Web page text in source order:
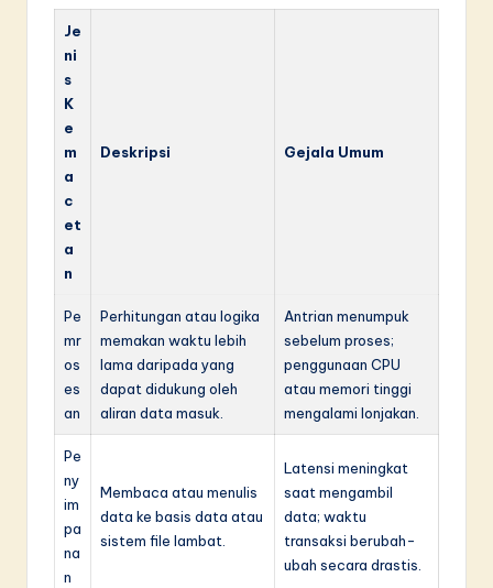
Je
ni
s
K
e
m
a
c
et
a
n
Deskripsi Gejala Umum
Pe
mr
os
es
an
Perhitungan atau logika
memakan waktu lebih
lama daripada yang
dapat didukung oleh
aliran data masuk.
Antrian menumpuk
sebelum proses;
penggunaan CPU
atau memori tinggi
mengalami lonjakan.
Pe
ny
im
pa
na
n
Membaca atau menulis
data ke basis data atau
sistem file lambat.
Latensi meningkat
saat mengambil
data; waktu
transaksi berubah-
ubah secara drastis.